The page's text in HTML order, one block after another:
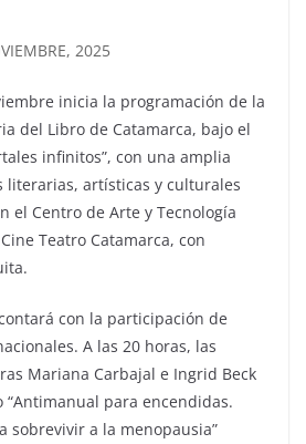
2025
inicia la programación de la
del Libro de Catamarca, bajo el
infinitos”, con una amplia
literarias, artísticas y culturales
el Centro de Arte y Tecnología
Teatro Catamarca, con
con la participación de
A las 20 horas, las
Mariana Carbajal e Ingrid Beck
para encendidas.
sobrevivir a la menopausia”